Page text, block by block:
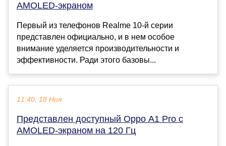
AMOLED-экраном
Первый из телефонов Realme 10-й серии
представлен официально, и в нем особое
внимание уделяется производительности и
эффективности. Ради этого базовы...
11:40, 18 Ноя
Представлен доступный Oppo A1 Pro с
AMOLED-экраном на 120 Гц